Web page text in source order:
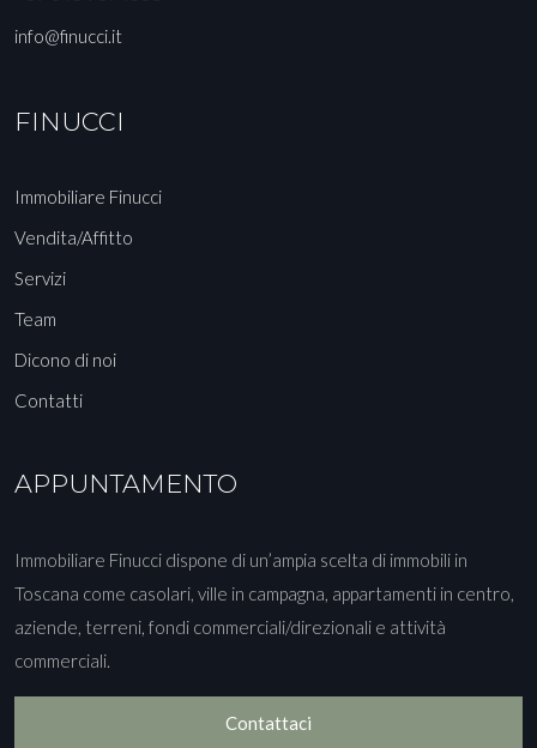
info@finucci.it
FINUCCI
Immobiliare Finucci
Vendita/Affitto
Servizi
Team
Dicono di noi
Contatti
APPUNTAMENTO
Immobiliare Finucci dispone di un’ampia scelta di immobili in
Toscana come casolari, ville in campagna, appartamenti in centro,
aziende, terreni, fondi commerciali/direzionali e attività
commerciali.
Contattaci